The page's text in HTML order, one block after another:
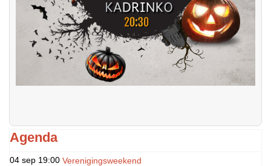
Agenda
04 sep 19:00 Verenigingsweekend